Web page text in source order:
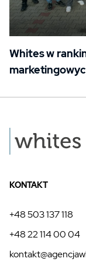
Whites w
KONTAKT
+48 503 137 118
+48 22 114 00 04